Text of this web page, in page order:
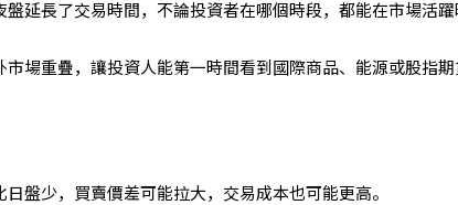
延長了交易時間，不論投資者在哪個時段，都能在市場活
場重疊，讓投資人能第一時間看到國際商品、能源或股指
盤少，買賣價差可能拉大，交易成本也可能更高。